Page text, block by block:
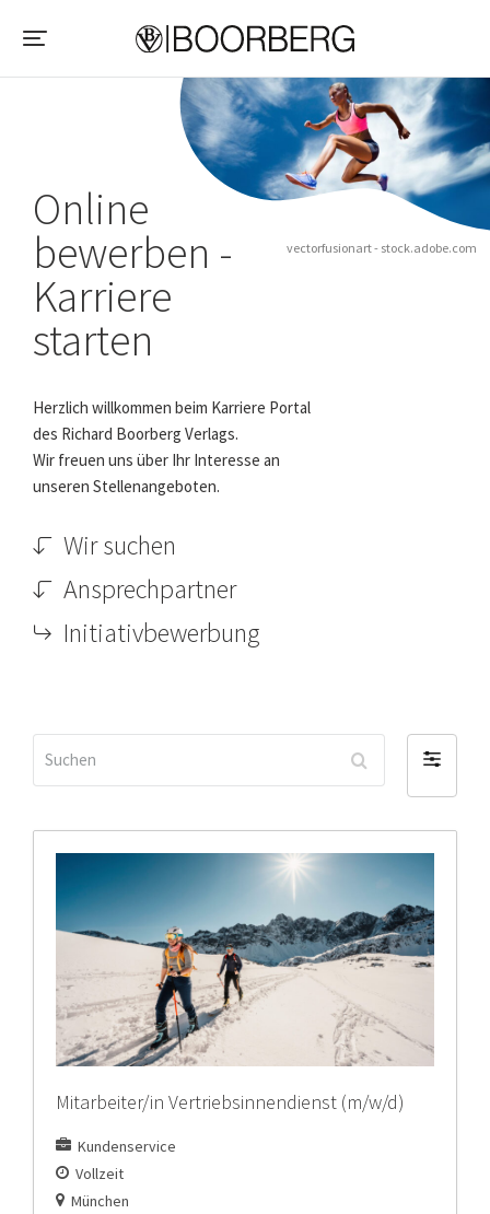
vectorfusionart - stock.adobe.com
Online
bewerben -
Karriere
starten
Herzlich willkommen beim Karriere Portal
des Richard Boorberg Verlags.
Wir freuen uns über Ihr Interesse an
unseren Stellenangeboten.
Wir suchen
Ansprechpartner
Initiativbewerbung
Filter
Mitarbeiter/in Vertriebsinnendienst (m/w/d)
Kundenservice
Vollzeit
München